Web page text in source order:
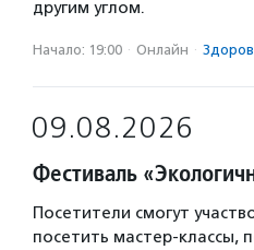
другим углом.
Начало: 19:00 · Онлайн ·
09.08.2026
Фестиваль
Посетители смогут
посетить мастер-классы,